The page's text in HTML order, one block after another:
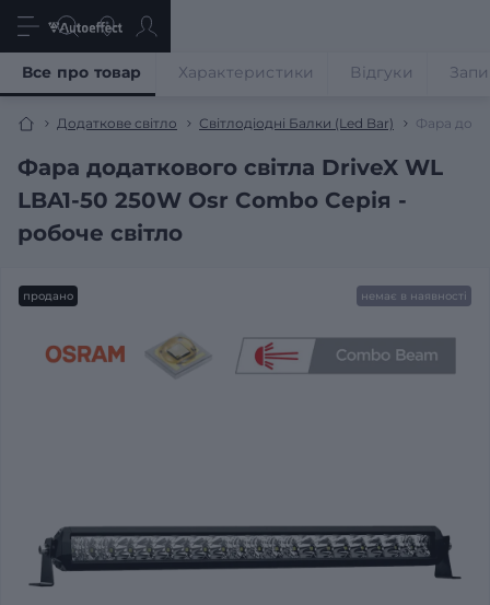
Додаткове світло Світлодіодні Балки (Led Bar) Фара
Фара додаткового світла DriveX WL
LBA1-50 250W Osr Combo Серія -
робоче світло
Все про товар Характеристики Відгуки
продано немає в наявності